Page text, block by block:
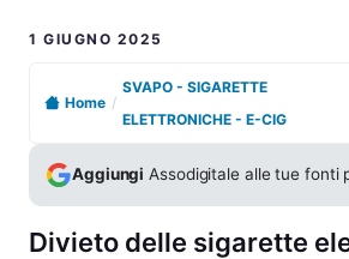
1 GIUGNO 2025
Home /
SVAPO - SIGARETTE
ELETTRONICHE - E-CIG
Aggiungi Assodigitale alle tue fonti
Divieto delle sigarette